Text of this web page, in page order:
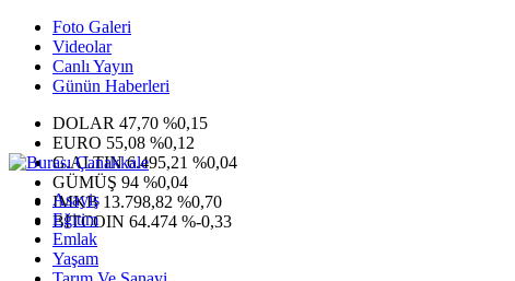
Foto Galeri
Videolar
Canlı Yayın
Günün Haberleri
DOLAR 47,70 %0,15
EURO 55,08 %0,12
G.ALTIN6.495,21 %0,04
GÜMÜŞ 94 %0,04
IMKB 13.798,82 %0,70
BITCOIN 64.474 %-0,33
Asayiş
Eğitim
Emlak
Yaşam